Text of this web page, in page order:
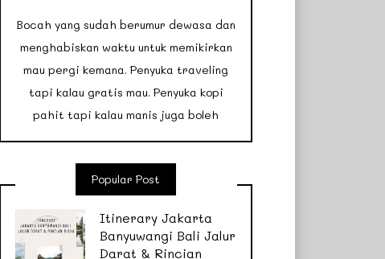
Bocah yang sudah berumur dewasa dan
menghabiskan waktu untuk memikirkan
mau pergi kemana. Penyuka traveling
tapi kalau gratis mau. Penyuka kopi
pahit tapi kalau manis juga boleh
Popular Post
Itinerary Jakarta
Banyuwangi Bali Jalur
Darat & Rincian